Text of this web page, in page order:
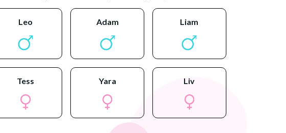
leo adam liam
tess yara liv